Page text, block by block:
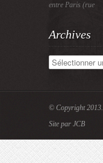
entre Paris (rue
Archives
Archives
© Copyright 2013.
Site par JCB